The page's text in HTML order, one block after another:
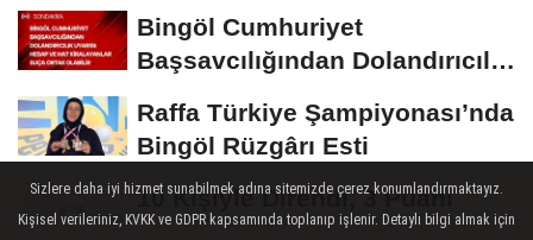
Bingöl Cumhuriyet
Başsavcılığından Dolandırıcılık
Raffa Türkiye Şampiyonası’nda
Bingöl Rüzgârı Esti
10 Kişiyle Direndi, 3 Puanı
Aldı: 12 Bingölspor Zirvedeki
Sizlere daha iyi hizmet sunabilmek adına sitemizde çerez konumlandırmaktayız.
Kişisel verileriniz, KVKK ve GDPR kapsamında toplanıp işlenir. Detaylı bilgi almak için